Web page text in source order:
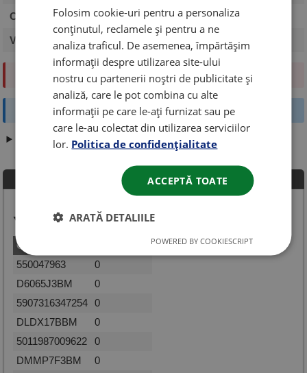
Categorie: Ulei de motor
Viscozitate : 5W30
Ulei shell helix ULTRA
1L Hyundai ACEA C3
Vezi toată descrierea produsului / fișa tehnică
Coduri echivalente
Vezi coduri echivalente și compatibile
Cod
550047963
0
D6065J3BM
0
5907316347254
0
DLDX17BBM
0
5011987009622
0
DMMP7F3BM
0
Folosim cookie-uri pentru a personaliza
conținutul, reclamele și pentru a ne
analiza traficul. De asemenea, împărtășim
informații despre utilizarea site-ului
nostru cu partenerii noștri de publicitate și
analiză, care le pot combina cu alte
informații pe care le-ați furnizat sau pe
care le-au colectat din utilizarea serviciilor
lor. Politica de confidențialitate
ACCEPTĂ TOATE
ARATĂ DETALIILE
POWERED BY COOKIESCRIPT